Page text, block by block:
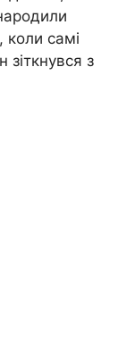
коли самі
зіткнувся з